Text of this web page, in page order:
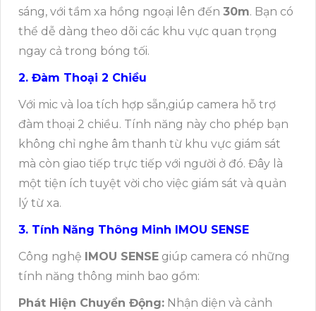
sáng, với tầm xa hồng ngoại lên đến 30m. Bạn có
thể dễ dàng theo dõi các khu vực quan trọng
ngay cả trong bóng tối.
2. Đàm Thoại 2 Chiều
Với mic và loa tích hợp sẵn,giúp camera hỗ trợ
đàm thoại 2 chiều. Tính năng này cho phép bạn
không chỉ nghe âm thanh từ khu vực giám sát
mà còn giao tiếp trực tiếp với người ở đó. Đây là
một tiện ích tuyệt vời cho việc giám sát và quản
lý từ xa.
3. Tính Năng Thông Minh IMOU SENSE
Công nghệ
IMOU SENSE giúp camera có những
tính năng thông minh bao gồm:
Phát Hiện Chuyển Động: Nhận diện và cảnh